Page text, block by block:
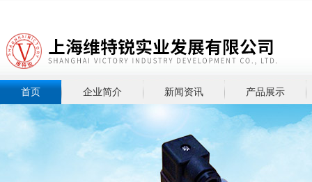
首页 企业简介 新闻资讯 产品展示